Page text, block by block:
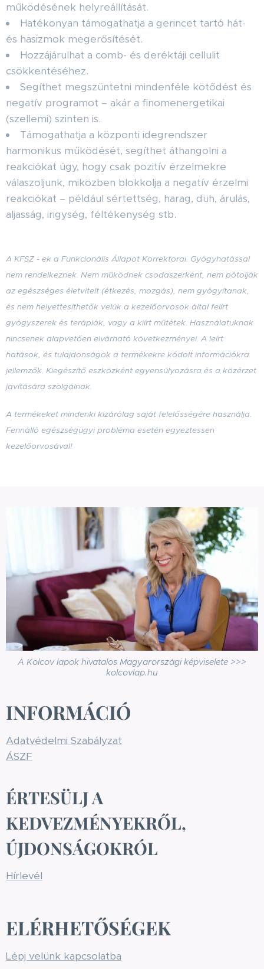
működésének helyreállítását.
Hatékonyan támogathatja a gerincet tartó hát-
és hasizmok megerősítését.
Hozzájárulhat a comb- és deréktáji cellulit
csökkentéséhez.
Segíthet megszüntetni mindenféle kötődést és
negatív programot – akár a finomenergetikai
(szellemi) szinten is.
Támogathatja a központi idegrendszer
harmonikus működését, segíthet áthangolni a
reakciókat úgy, hogy csak pozitív érzelmekre
válaszoljunk, miközben blokkolja a negatív érzelmi
reakciókat – például sértettség, harag, düh, árulás,
aljasság, irigység, féltékenység stb.
A KFSZ - ek a Funkcionális Állapot Korrektorai. Gyógyhatással
nem rendelkeznek. Nem működnek csodaszerként, nem pótolják
az egészséges életvitelt (étkezés, mozgás), nem gyógyítanak,
és nem helyettesíthetők velük a kezelőorvosok által felírt
gyógyszerek és terápiák, vagy a kiírt műtétek. Használatuknak
nincsenek alapvetően elvárható következményei. A leírt
hatások, és tulajdonságok a termékekre kódolt információkra
jellemzők. Kiegészítő eszközként egyensúlyozásra és a közérzet
javítására szolgálnak.
A termékeket mindenki kizárólag saját felelősségére használja.
Fennálló egészségügyi probléma esetén egyeztessen
kezelőorvosával!
A Kolcov lapok hivatalos Magyarországi képviselete >>>
kolcovlap.hu
INFORMÁCIÓ
Adatvédelmi Szabályzat
ÁSZF
ÉRTESÜLJ A
KEDVEZMÉNYEKRŐL,
ÚJDONSÁGOKRÓL
Hírlevél
ELÉRHETŐSÉGEK
Lépj velünk kapcsolatba